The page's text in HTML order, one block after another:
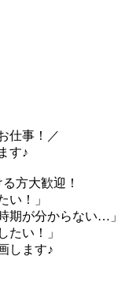
仕事！／
す♪
方大歓迎！
い！」
期が分からない…」
たい！」
します♪